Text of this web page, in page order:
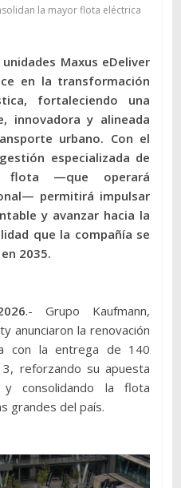
la mayor flota eléctrica
Maxus eDeliver
en la transformación
fortaleciendo una
innovadora y alineada
urbano. Con el
especializada de
flota —que operará
permitirá impulsar
y avanzar hacia la
que la compañía se
2035.
.- Grupo Kaufmann,
anunciaron la renovación
con la entrega de 140
reforzando su apuesta
consolidando la flota
grandes del país.